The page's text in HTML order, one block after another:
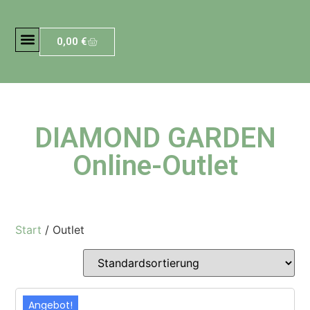
0,00€
DIAMOND GARDEN
Online-Outlet
Start / Outlet
Angebot!